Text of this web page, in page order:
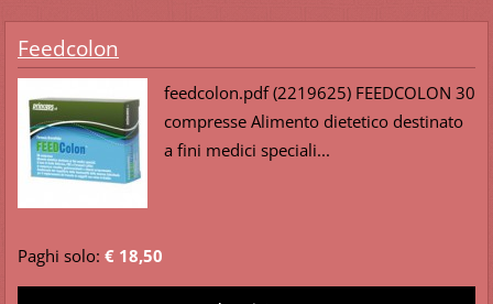
Feedcolon
feedcolon.pdf (2219625) FEEDCOLON 30
compresse Alimento dietetico destinato
a fini medici speciali...
Paghi solo: € 18,50